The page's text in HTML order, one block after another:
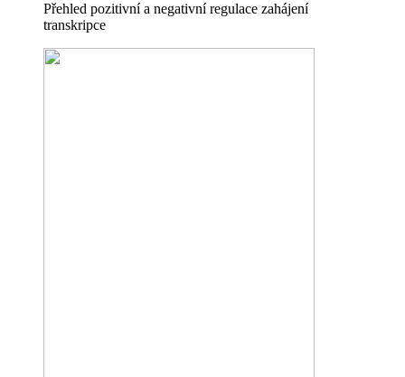
Přehled pozitivní a negativní regulace zahájení
transkripce